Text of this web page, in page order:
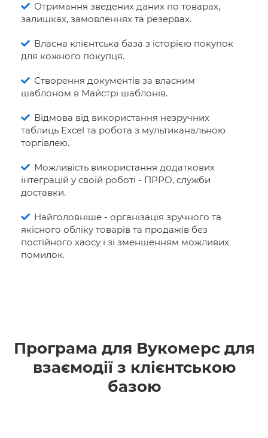
Отримання зведених даних по товарах,
залишках, замовленнях та резервах.
Власна клієнтська база з історією покупок
для кожного покупця.
Створення документів за власним
шаблоном в Майстрі шаблонів.
Відмова від використання незручних
таблиць Excel та робота з мультиканальною
торгівлею.
Можливість використання додаткових
інтеграцій у своїй роботі - ПРРО, служби
доставки.
Найголовніше - організація зручного та
якісного обліку товарів та продажів без
постійного хаосу і зі зменшенням можливих
помилок.
Програма для Вукомерс для
взаємодії з клієнтською
базою